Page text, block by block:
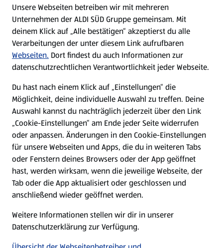
Nachhaltigkeit
Karriere
Presse
Hilfe & Kontakt
(öffnet in einem neuen Tab)
Unternehmen
Folge uns hier:
Unsere Webseiten betreiben wir mit mehreren
Unternehmen der ALDI SÜD Gruppe gemeinsam. Mit
deinem Klick auf „Alle bestätigen“ akzeptierst du alle
Verarbeitungen der unter diesem Link aufrufbaren
Webseiten. Dort findest du auch Informationen zur
datenschutzrechtlichen Verantwortlichkeit jeder Webseite.
Du hast nach einem Klick auf „Einstellungen“ die
Möglichkeit, deine individuelle Auswahl zu treffen. Deine
Auswahl kannst du nachträglich jederzeit über den Link
„Cookie-Einstellungen“ am Ende jeder Seite widerrufen
oder anpassen. Änderungen in den Cookie-Einstellungen
für unsere Webseiten und Apps, die du in weiteren Tabs
oder Fenstern deines Browsers oder der App geöffnet
hast, werden wirksam, wenn die jeweilige Webseite, der
Tab oder die App aktualisiert oder geschlossen und
anschließend wieder geöffnet werden.
Weitere Informationen stellen wir dir in unserer
Datenschutzerklärung zur Verfügung.